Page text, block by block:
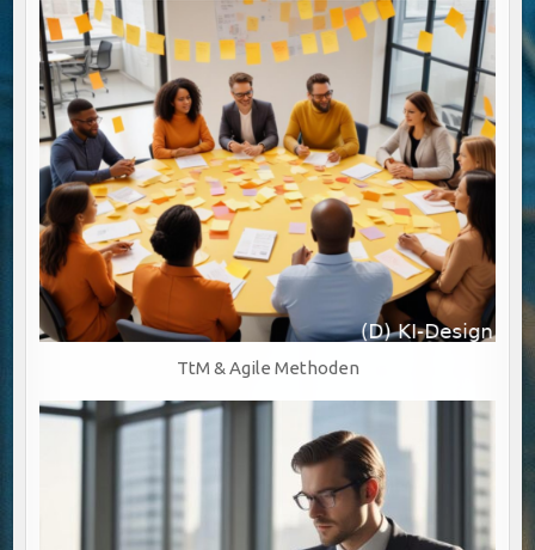
SIE
ZUM
INNOVATIONSTREIBER
WIRD
TtM & Agile Methoden